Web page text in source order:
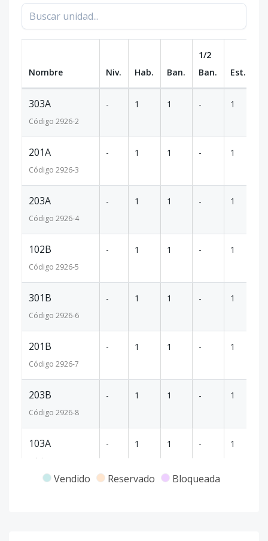
Nombre Niv. Hab. Ban.
1/2
Ban.
Est.
303A
Código 2926-2
- 1 1 - 1
201A
Código 2926-3
- 1 1 - 1
203A
Código 2926-4
- 1 1 - 1
102B
Código 2926-5
- 1 1 - 1
301B
Código 2926-6
- 1 1 - 1
201B
Código 2926-7
- 1 1 - 1
203B
Código 2926-8
- 1 1 - 1
103A
Código
- 1 1 - 1
Vendido Reservado Bloqueada